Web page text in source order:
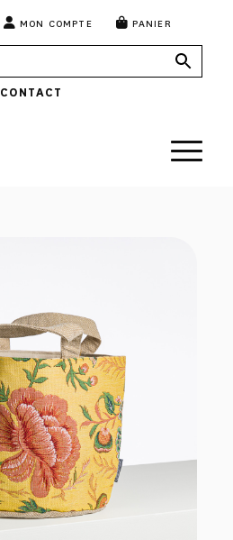
MON COMPTE PANIER
CONTACT